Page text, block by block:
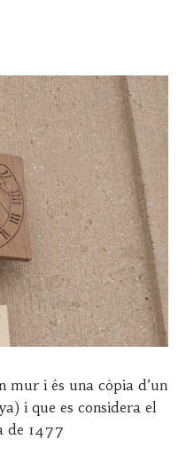
mur i és una còpia d’un
i que es considera el
de 1477